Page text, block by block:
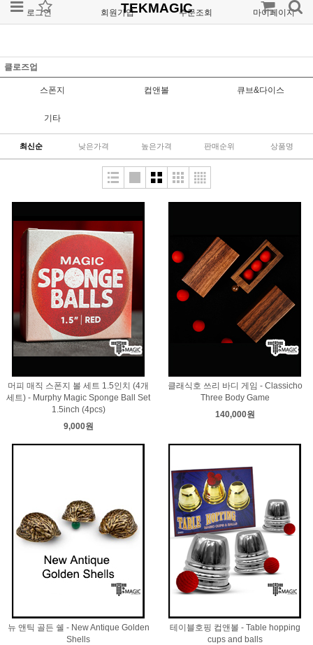
로그인 회원가입 주문조회 마이페이지
TEKMAGIC
클로즈업
스폰지 컵앤볼 큐브&다이스
기타
최신순 낮은가격 높은가격 판매순위 상품명
머피 매직 스폰지 볼 세트 1.5인치 (4개
세트) - Murphy Magic Sponge Ball Set
1.5inch (4pcs)
9,000원
클래식호 쓰리 바디 게임 - Classicho
Three Body Game
140,000원
뉴 앤틱 골든 쉘 - New Antique Golden
Shells
테이블호핑 컵앤볼 - Table hopping
cups and balls